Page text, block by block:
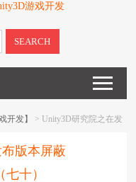
游戏开发
SEARCH
开发】
> Unity3D研究院之在发
版本屏蔽
十）